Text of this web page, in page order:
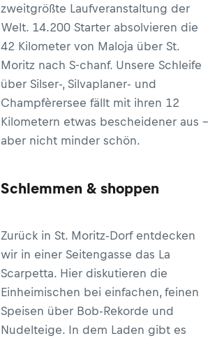
zweitgrößte Laufveranstaltung der
Welt. 14.200 Starter absolvieren die
42 Kilometer von Maloja über St.
Moritz nach S-chanf. Unsere Schleife
über Silser-, Silvaplaner- und
Champfèrersee fällt mit ihren 12
Kilometern etwas bescheidener aus –
aber nicht minder schön.
Schlemmen & shoppen
Zurück in St. Moritz-Dorf entdecken
wir in einer Seitengasse das La
Scarpetta. Hier diskutieren die
Einheimischen bei einfachen, feinen
Speisen über Bob-Rekorde und
Nudelteige. In dem Laden gibt es